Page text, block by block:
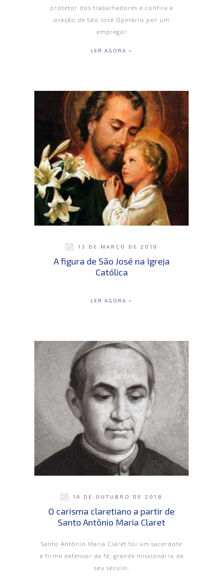
protetor dos trabalhadores e confira a
oração de São José Operário por um
emprego!
LER AGORA >
13 DE MARÇO DE 2019
A figura de São José na Igreja
Católica
LER AGORA >
19 DE OUTUBRO DE 2018
O carisma claretiano a partir de
Santo Antônio Maria Claret
Santo Antônio Maria Claret foi um sacerdote
e firme defensor da fé, grande missionário de
seu século.